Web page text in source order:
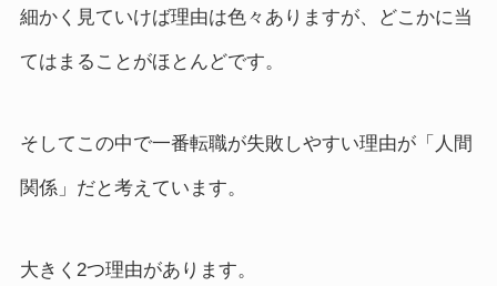
細かく見ていけば理由は色々ありますが、どこかに当
てはまることがほとんどです。
そしてこの中で一番転職が失敗しやすい理由が「人間
関係」だと考えています。
大きく2つ理由があります。